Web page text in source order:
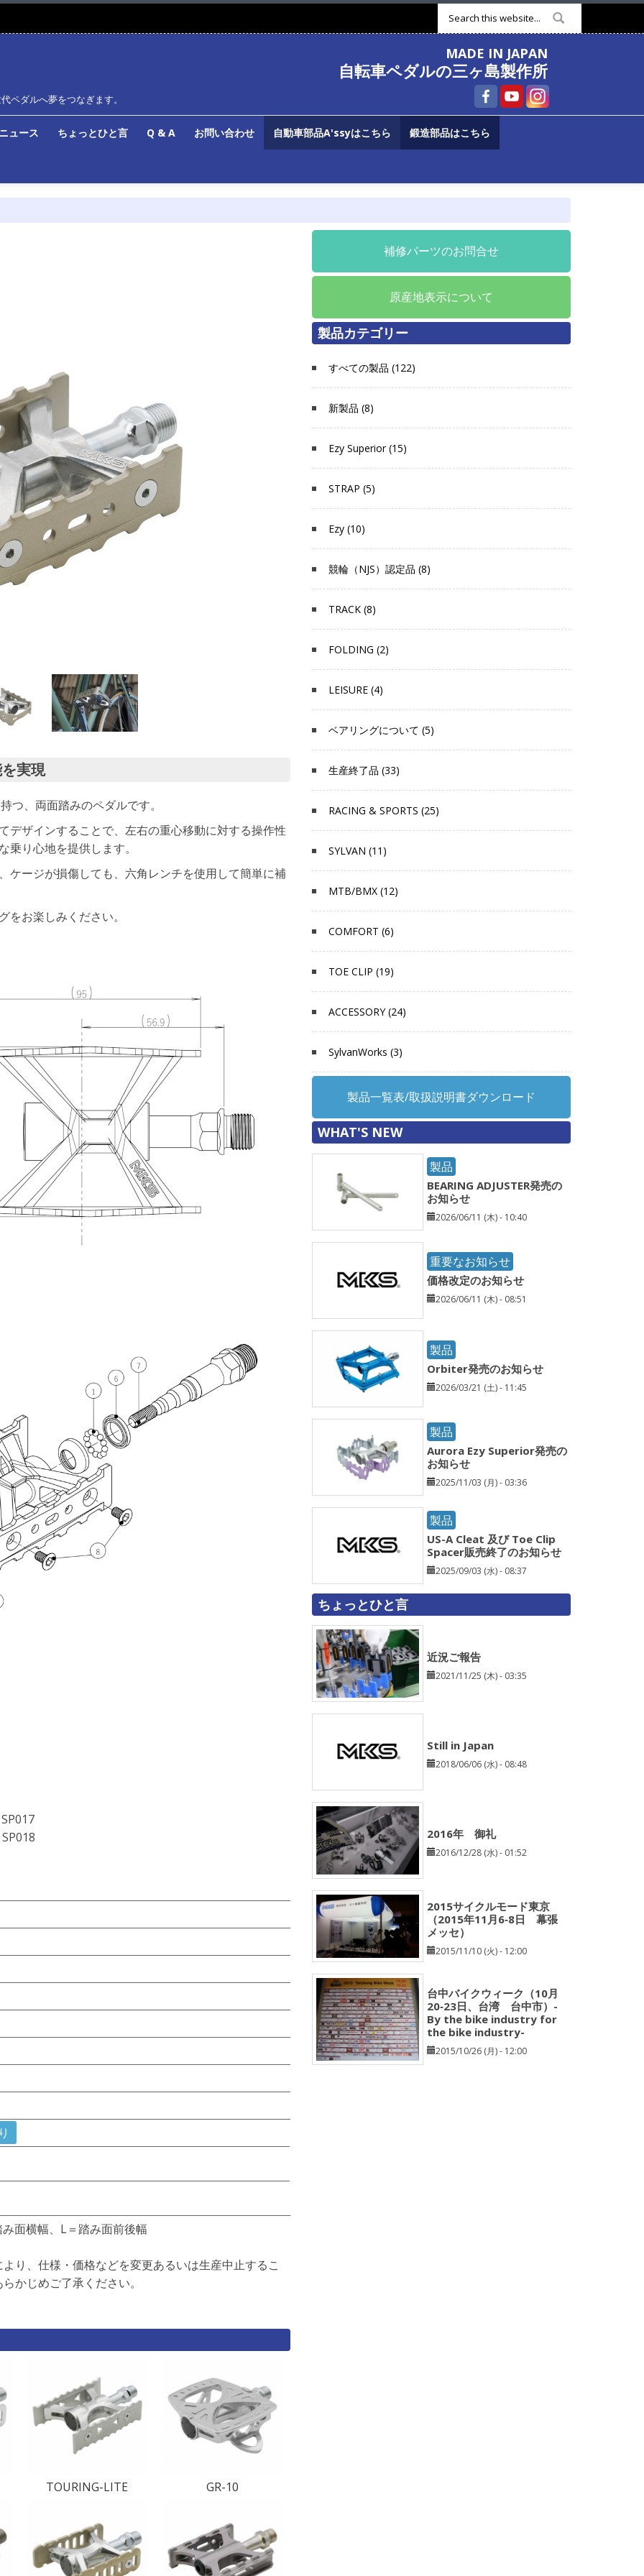
検索フォーム
MADE IN JAPAN
自転車ペダルの三ヶ島製作所
ペダルへ夢をつなぎます。
ュース ちょっとひと言 Q & A お問い合わせ 自動車部品A'ssyはこちら 鍛造部品はこちら
実現
つ、両面踏みのペダルです。
デザインすることで、左右の重心移動に対する操作性
り心地を提供します。
ケージが損傷しても、六角レンチを使用して簡単に補
お楽しみください。
面横幅、L＝踏み面前後幅
り、仕様・価格などを変更あるいは生産中止するこ
かじめご了承ください。
TOURING-LITE GR-10
補修パーツのお問合せ
原産地表示について
製品カテゴリー
すべての製品 (122)
新製品 (8)
Ezy Superior (15)
STRAP (5)
Ezy (10)
競輪（NJS）認定品 (8)
TRACK (8)
FOLDING (2)
LEISURE (4)
ベアリングについて (5)
生産終了品 (33)
RACING & SPORTS (25)
SYLVAN (11)
MTB/BMX (12)
COMFORT (6)
TOE CLIP (19)
ACCESSORY (24)
SylvanWorks (3)
製品一覧表/取扱説明書ダウンロード
WHAT'S NEW
製品
BEARING ADJUSTER発売の
お知らせ
2026/06/11 (木) - 10:40
重要なお知らせ
価格改定のお知らせ
2026/06/11 (木) - 08:51
製品
Orbiter発売のお知らせ
2026/03/21 (土) - 11:45
製品
Aurora Ezy Superior発売の
お知らせ
2025/11/03 (月) - 03:36
製品
US-A Cleat 及び Toe Clip
Spacer販売終了のお知らせ
2025/09/03 (水) - 08:37
ちょっとひと言
近況ご報告
2021/11/25 (木) - 03:35
Still in Japan
2018/06/06 (水) - 08:48
2016年 御礼
2016/12/28 (水) - 01:52
2015サイクルモード東京
（2015年11月6‐8日 幕張
メッセ）
2015/11/10 (火) - 12:00
台中バイクウィーク（10月
20‐23日、台湾 台中市）-
By the bike industry for
the bike industry-
2015/10/26 (月) - 12:00